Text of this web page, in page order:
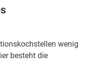
wenig
besteht die